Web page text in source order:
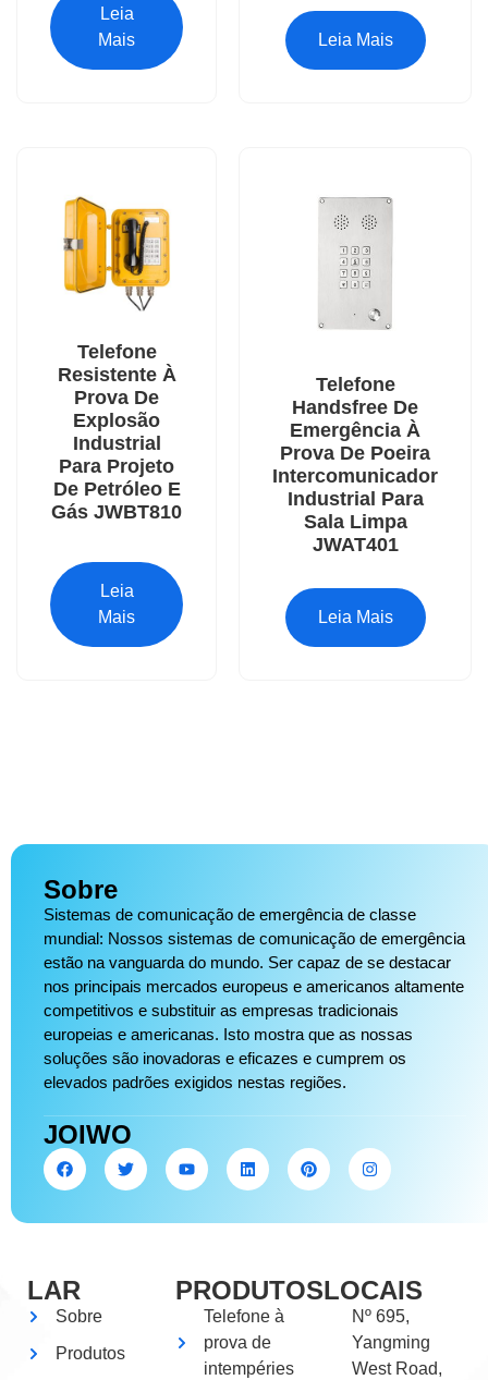
Leia
Mais
Leia Mais
Telefone
Resistente À
Prova De
Explosão
Industrial
Para Projeto
De Petróleo E
Gás JWBT810
Leia
Mais
Telefone
Handsfree De
Emergência À
Prova De Poeira
Intercomunicador
Industrial Para
Sala Limpa
JWAT401
Leia Mais
Sobre
Sistemas de comunicação de emergência de classe
mundial: Nossos sistemas de comunicação de emergência
estão na vanguarda do mundo. Ser capaz de se destacar
nos principais mercados europeus e americanos altamente
competitivos e substituir as empresas tradicionais
europeias e americanas. Isto mostra que as nossas
soluções são inovadoras e eficazes e cumprem os
elevados padrões exigidos nestas regiões.
JOIWO
LAR
Sobre
Produtos
PRODUTOS
Telefone à
prova de
intempéries
LOCAIS
Nº 695,
Yangming
West Road,